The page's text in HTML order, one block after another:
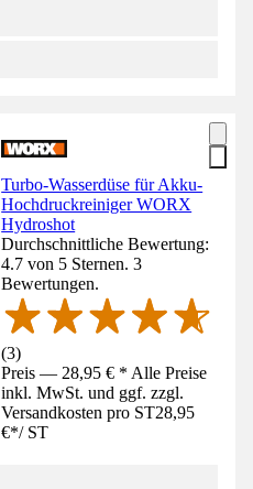
Turbo-Wasserdüse für Akku-
Hochdruckreiniger WORX
Hydroshot
Durchschnittliche Bewertung:
4.7 von 5 Sternen. 3
Bewertungen.
(3)
Preis — 28,95 € * Alle Preise
inkl. MwSt. und ggf. zzgl.
Versandkosten pro ST28,95
€*/ ST